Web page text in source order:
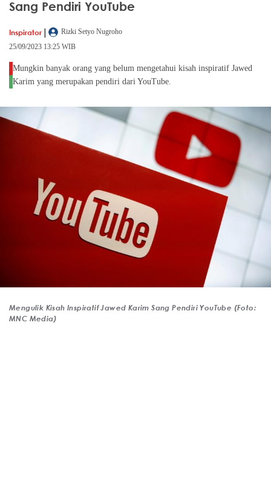
Sang Pendiri YouTube
Inspirator |
Rizki Setyo Nugroho
25/09/2023 13:25 WIB
Mungkin banyak orang yang belum mengetahui kisah inspiratif Jawed
Karim yang merupakan pendiri dari YouTube.
Mengulik Kisah Inspiratif Jawed Karim Sang Pendiri YouTube (Foto:
MNC Media)